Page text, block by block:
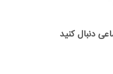
دنبال کنید